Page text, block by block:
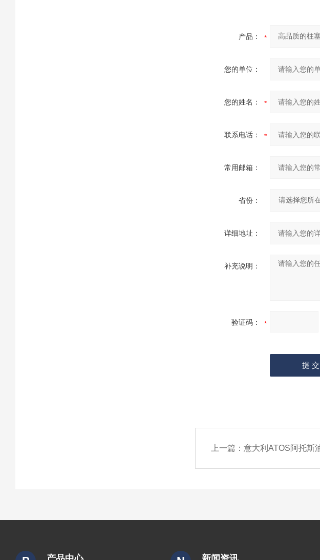
产品：
您的单位：
您的姓名：
联系电话：
常用邮箱：
省份：
详细地址：
补充说明：
验证码：
上一篇：意大利ATOS阿托斯油